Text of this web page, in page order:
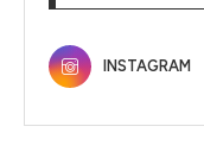
INSTAGRAM